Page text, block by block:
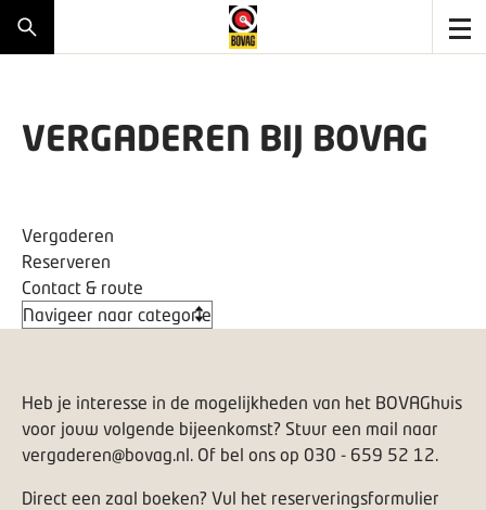
VERGADEREN BIJ BOVAG
Vergaderen
Reserveren
Contact & route
Heb je interesse in de mogelijkheden van het BOVAGhuis
voor jouw volgende bijeenkomst? Stuur een mail naar
vergaderen@bovag.nl. Of bel ons op 030 - 659 52 12.
Direct een zaal boeken? Vul het reserveringsformulier